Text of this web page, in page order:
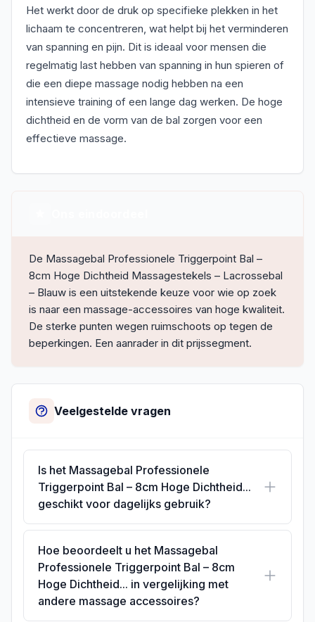
Het werkt door de druk op specifieke plekken in het
lichaam te concentreren, wat helpt bij het verminderen
van spanning en pijn. Dit is ideaal voor mensen die
regelmatig last hebben van spanning in hun spieren of
die een diepe massage nodig hebben na een
intensieve training of een lange dag werken. De hoge
dichtheid en de vorm van de bal zorgen voor een
effectieve massage.
De Massagebal Professionele Triggerpoint Bal –
8cm Hoge Dichtheid Massagestekels – Lacrossebal
– Blauw is een uitstekende keuze voor wie op zoek
is naar een massage-accessoires van hoge kwaliteit.
De sterke punten wegen ruimschoots op tegen de
beperkingen. Een aanrader in dit prijssegment.
Veelgestelde vragen
Is het Massagebal Professionele
Triggerpoint Bal – 8cm Hoge Dichtheid...
geschikt voor dagelijks gebruik?
Hoe beoordeelt u het Massagebal
Professionele Triggerpoint Bal – 8cm
Hoge Dichtheid... in vergelijking met
andere massage accessoires?